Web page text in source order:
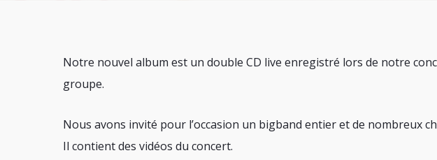
Notre nouvel album est un double CD live enregistré lors de notre
groupe.
Nous avons invité pour l’occasion un bigband entier et de nombreux
Il contient des vidéos du concert.